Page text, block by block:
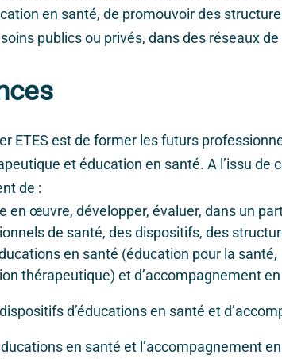
en santé, de promouvoir des
publics ou privés, dans des réseaux
ETES est de former les futurs
et éducation en santé. A l’issu de
de :
en œuvre, développer, évaluer, dans un
de santé, des dispositifs, des
en santé (éducation pour la
thérapeutique) et d’accompagnement
d’éducations en santé et
en santé et l’accompagnement